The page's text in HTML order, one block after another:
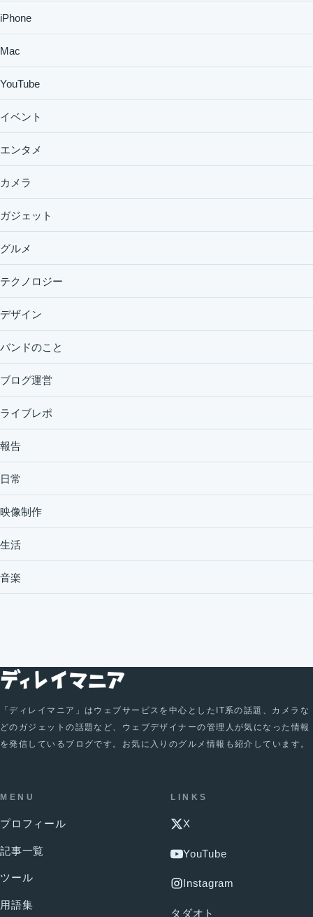
iPhone
Mac
YouTube
イベント
エンタメ
カメラ
ガジェット
グルメ
テクノロジー
デザイン
バンドのこと
ブログ運営
ライブレポ
報告
日常
映像制作
生活
音楽
「ディレイマニア」はウェブサービスを中心としたIT系の話題、カメラな
どのガジェットの話題など、ウェブデザイナーの管理人が気になった情報
を発信しているブログです。お気に入りのグルメ情報も紹介しています。
MENU
プロフィール
記事一覧
ツール
用語集
LINKS
X
YouTube
Instagram
タダオト